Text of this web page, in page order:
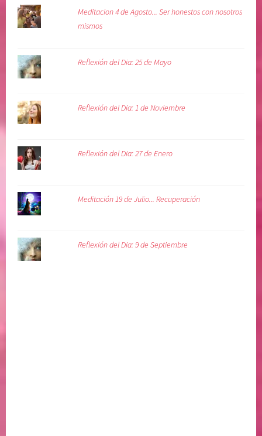
Meditacion 4 de Agosto... Ser honestos con nosotros
mismos
Reflexión del Dia: 25 de Mayo
Reflexión del Dia: 1 de Noviembre
Reflexión del Dia: 27 de Enero
Meditación 19 de Julio... Recuperación
Reflexión del Dia: 9 de Septiembre